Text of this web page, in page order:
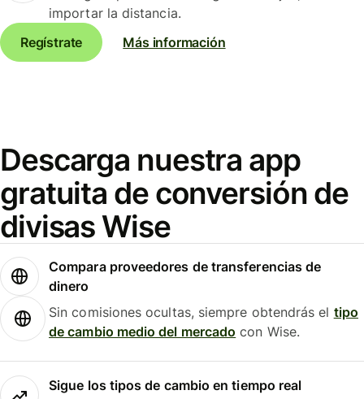
importar la distancia.
Regístrate
Más información
Descarga nuestra app
gratuita de conversión de
divisas Wise
Compara proveedores de transferencias de
dinero
Sin comisiones ocultas, siempre obtendrás el tipo
de cambio medio del mercado con Wise.
Sigue los tipos de cambio en tiempo real